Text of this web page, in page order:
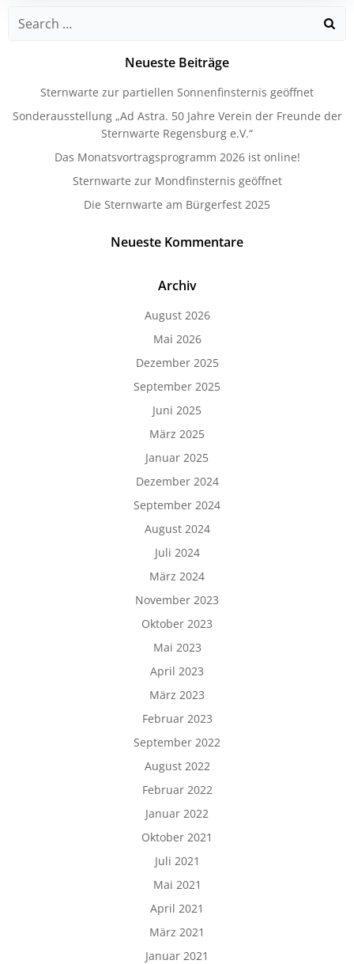
Search
Neueste Beiträge
Sternwarte zur partiellen Sonnenfinsternis geöffnet
Sonderausstellung „Ad Astra. 50 Jahre Verein der Freunde der
Sternwarte Regensburg e.V.“
Das Monatsvortragsprogramm 2026 ist online!
Sternwarte zur Mondfinsternis geöffnet
Die Sternwarte am Bürgerfest 2025
Neueste Kommentare
Archiv
August 2026
Mai 2026
Dezember 2025
September 2025
Juni 2025
März 2025
Januar 2025
Dezember 2024
September 2024
August 2024
Juli 2024
März 2024
November 2023
Oktober 2023
Mai 2023
April 2023
März 2023
Februar 2023
September 2022
August 2022
Februar 2022
Januar 2022
Oktober 2021
Juli 2021
Mai 2021
April 2021
März 2021
Januar 2021